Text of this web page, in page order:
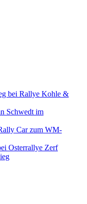
bei Rallye Kohle &
Schwedt im
Car zum WM-
Osterrallye Zerf